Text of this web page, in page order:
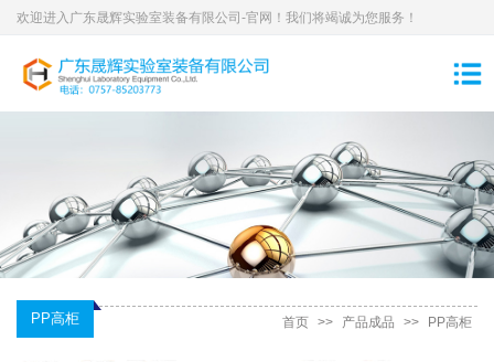
欢迎进入广东晟辉实验室装备有限公司-官网！我们将竭诚为您服务！
PP高柜 首页 >> 产品成品 >> PP高柜